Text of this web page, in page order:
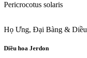
Pericrocotus solaris
Họ Ưng, Đại Bàng & Diều
Diều hoa Jerdon